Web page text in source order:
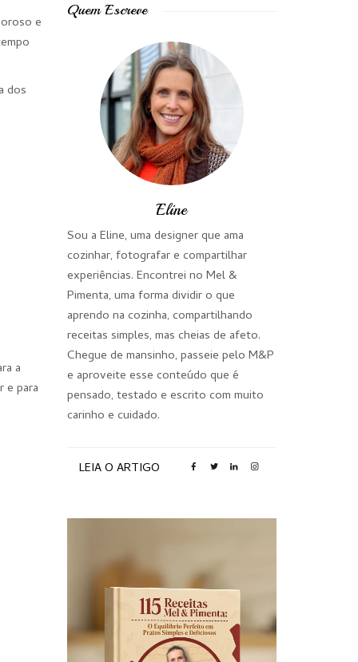
e
dos
a
e para
Quem Escreve
Eline
Sou a Eline, uma designer que ama
cozinhar, fotografar e compartilhar
experiências. Encontrei no Mel &
Pimenta, uma forma dividir o que
aprendo na cozinha, compartilhando
receitas simples, mas cheias de afeto.
Chegue de mansinho, passeie pelo M&P
e aproveite esse conteúdo que é
pensado, testado e escrito com muito
carinho e cuidado.
LEIA O ARTIGO